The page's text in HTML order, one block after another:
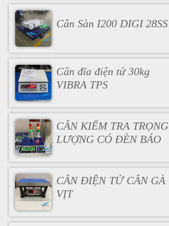
Cân Sàn I200 DIGI 28SS
Cân đĩa điện tử 30kg
VIBRA TPS
CÂN KIỂM TRA TRỌNG
LƯỢNG CÓ ĐÈN BÁO
CÂN ĐIỆN TỬ CÂN GÀ
VỊT